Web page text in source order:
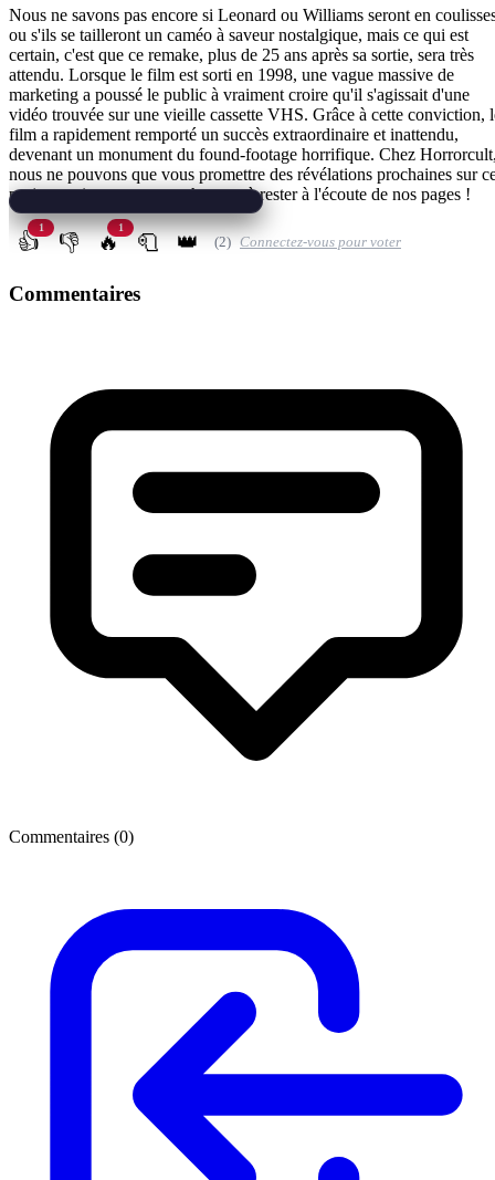
Nous ne savons pas encore si Leonard ou Williams seront en
ou s'ils se tailleront un caméo à saveur nostalgique, mais ce qui est
certain, c'est que ce remake, plus de 25 ans après sa sortie, sera très
attendu. Lorsque le film est sorti en 1998, une vague massive de
marketing a poussé le public à vraiment croire qu'il s'agissait d'une
vidéo trouvée sur une vieille cassette VHS. Grâce à cette conviction,
film a rapidement remporté un succès extraordinaire et inattendu,
devenant un monument du found-footage horrifique. Chez
nous ne pouvons que vous promettre des révélations prochaines sur
projet captivant et vous exhortons à rester à l'écoute de nos pages !
👍
1
👎 🔥
1
🧻 👑 (2) Connectez-vous pour voter
Commentaires
Commentaires (0)